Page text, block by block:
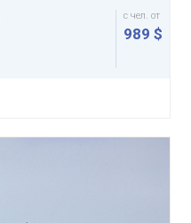
с чел. от
989 $